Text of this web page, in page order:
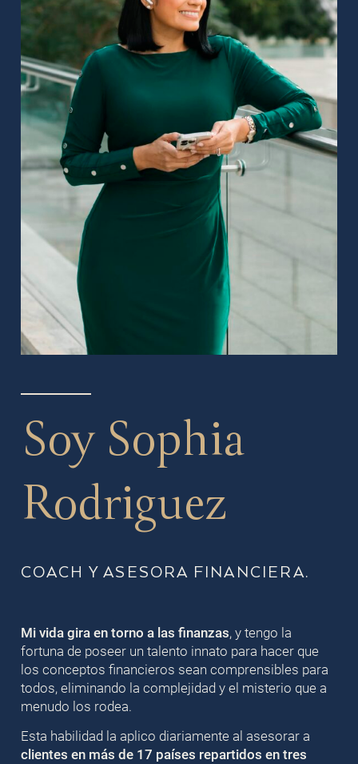
Soy Sophia
Rodriguez
COACH Y ASESORA FINANCIERA.
Mi vida gira en torno a las finanzas, y tengo la
fortuna de poseer un talento innato para hacer que
los conceptos financieros sean comprensibles para
todos, eliminando la complejidad y el misterio que a
menudo los rodea.
Esta habilidad la aplico diariamente al asesorar a
clientes en más de 17 países repartidos en tres